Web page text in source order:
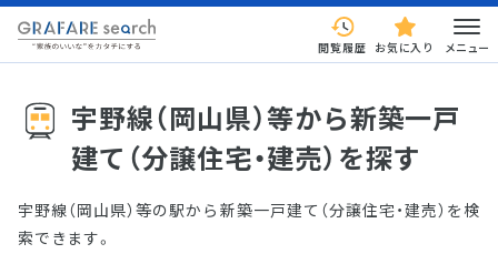
閲覧履歴 お気に入り メニュー
宇野線（岡山県）等から新築一戸
建て（分譲住宅・建売）を探す
宇野線（岡山県）等の駅から新築一戸建て（分譲住宅・建売）を検
索できます。